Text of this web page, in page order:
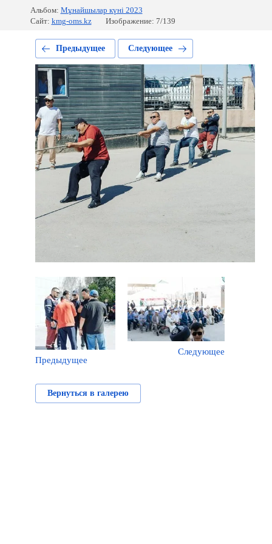
Альбом: Мұнайшылар күні 2023
Сайт: kmg-oms.kz Изображение: 7/139
Предыдущее Следующее
Предыдущее
Следующее
Вернуться в галерею